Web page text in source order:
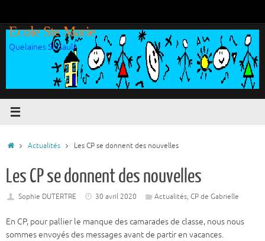
contenu
Ecole Ste Marie
Quelaines St Gault
Accueil
Actualités Les CP se donnent des nouvelles
Les CP se donnent des nouvelles
Sophie DUTERTRE 30 avril 2020 Actualités, CP de Gabrielle
En CP, pour pallier le manque des camarades de classe, nous nous
sommes envoyés des messages avant de partir en vacances.